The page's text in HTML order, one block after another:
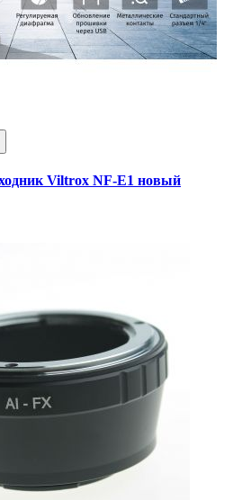
Viltrox NF-E1 новый